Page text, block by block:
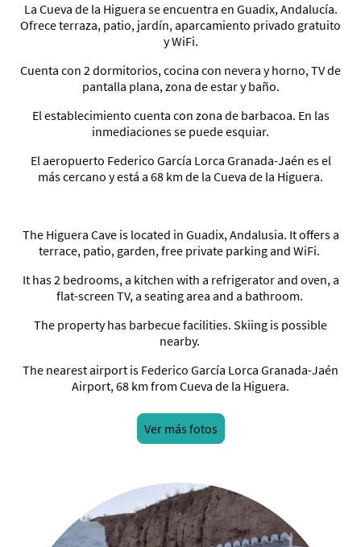
La Cueva de la Higuera se encuentra en Guadix, Andalucía.
Ofrece terraza, patio, jardín, aparcamiento privado gratuito
y WiFi.
Cuenta con 2 dormitorios, cocina con nevera y horno, TV de
pantalla plana, zona de estar y baño.
El establecimiento cuenta con zona de barbacoa. En las
inmediaciones se puede esquiar.
El aeropuerto Federico García Lorca Granada-Jaén es el
más cercano y está a 68 km de la Cueva de la Higuera.
The Higuera Cave is located in Guadix, Andalusia. It offers a
terrace, patio, garden, free private parking and WiFi.
It has 2 bedrooms, a kitchen with a refrigerator and oven, a
flat-screen TV, a seating area and a bathroom.
The property has barbecue facilities. Skiing is possible
nearby.
The nearest airport is Federico García Lorca Granada-Jaén
Airport, 68 km from Cueva de la Higuera.
Ver más fotos